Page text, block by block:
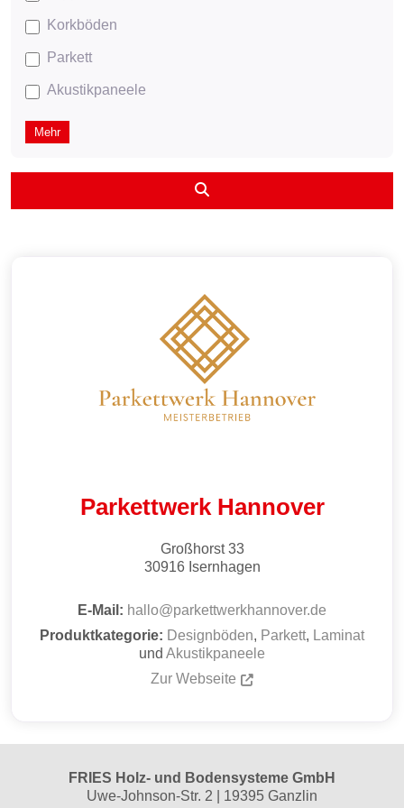
Korkböden
Parkett
Akustikpaneele
Mehr
Parkettwerk Hannover
Großhorst 33
30916 Isernhagen
E-Mail: hallo@parkettwerkhannover.de
Produktkategorie: Designböden, Parkett, Laminat
und Akustikpaneele
Zur Webseite
FRIES Holz- und Bodensysteme GmbH
Uwe-Johnson-Str. 2 | 19395 Ganzlin